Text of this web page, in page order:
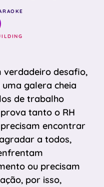
verdadeiro desafio,
galera cheia
de trabalho
tanto o RH
encontrar
a todos,
ou precisam
por isso,